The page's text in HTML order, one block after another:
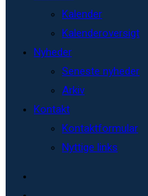
Kalender
Kalenderoversigt
Nyheder
Seneste nyheder
Arkiv
Kontakt
Kontaktformular
Nyttige links